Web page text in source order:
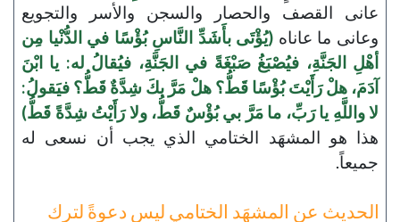
عانى القصف والحصار والسجن والأسر والتجويع
وعانى ما عاناه (يُؤْتَى بأَشَدِّ النَّاسِ بُؤْسًا في الدُّنْيا مِن
أهْلِ الجَنَّةِ، فيُصْبَغُ صَبْغَةً في الجَنَّةِ، فيُقالُ له: يا ابْنَ
آدَمَ، هلْ رَأَيْتَ بُؤْسًا قَطُّ؟ هلْ مَرَّ بكَ شِدَّةٌ قَطُّ؟ فيَقولُ:
لا واللَّهِ يا رَبِّ، ما مَرَّ بي بُؤْسٌ قَطُّ، ولا رَأَيْتُ شِدَّةً قَطُّ)
هذا هو المشهَد الختامي الذي يجب أن نسعى له
جميعاً.
الحديث عن المشهَد الختامي ليس دعوةً لترك